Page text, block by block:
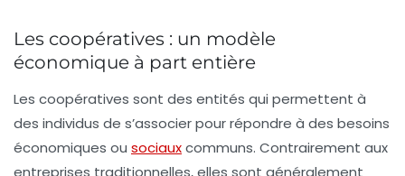
Les coopératives : un modèle
économique à part entière
Les coopératives sont des entités qui permettent à
des individus de s’associer pour répondre à des besoins
économiques ou sociauxcommuns. Contrairement aux
entreprises traditionnelles, elles sont généralement